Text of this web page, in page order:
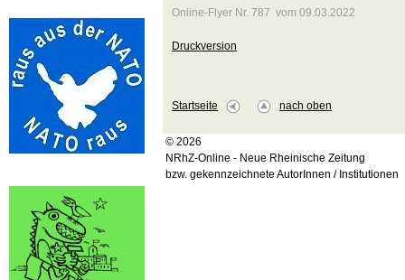
Online-Flyer Nr. 787 vom 09.03.2022
Druckversion
Startseite nach oben
© 2026
NRhZ-Online - Neue Rheinische Zeitung
bzw. gekennzeichnete AutorInnen / Institutionen